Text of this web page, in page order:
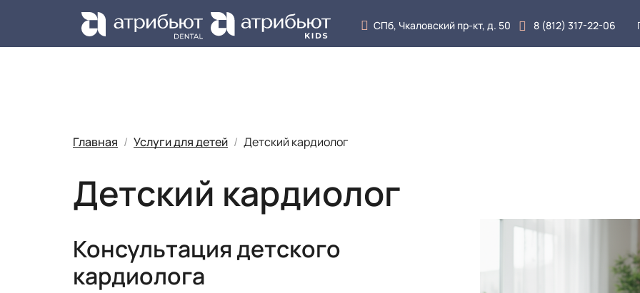
СПб, Чкаловский пр-кт, д. 50 8 (812) 317-22-06
Главная Услуги для детей Детский кардиолог
Детский кардиолог
Консультация детского
кардиолога